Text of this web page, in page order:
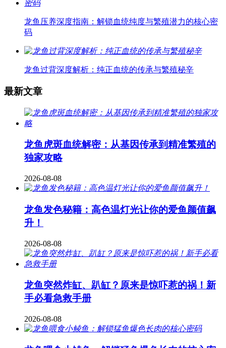
龙鱼压养深度指南：解锁血统纯度与繁殖潜力的核心密
码
龙鱼过背深度解析：纯正血统的传承与繁殖秘辛
最新文章
龙鱼虎斑血统解密：从基因传承到精准繁殖的
独家攻略
2026-08-08
龙鱼发色秘籍：高色温灯光让你的爱鱼颜值飙
升！
2026-08-08
龙鱼突然炸缸、趴缸？原来是惊吓惹的祸！新
手必看急救手册
2026-08-08